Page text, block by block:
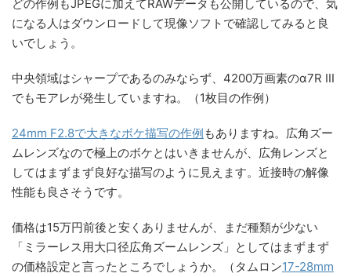
DNの作例を撮り始めた。
今回の作例はソニーα7R IIIにマウントされたものだ。そ